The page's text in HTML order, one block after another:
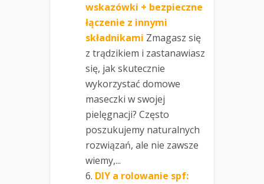
wskazówki + bezpieczne
łączenie z innymi
składnikami Zmagasz się
z trądzikiem i zastanawiasz
się, jak skutecznie
wykorzystać domowe
maseczki w swojej
pielęgnacji? Często
poszukujemy naturalnych
rozwiązań, ale nie zawsze
wiemy,...
DIY a rolowanie spf: